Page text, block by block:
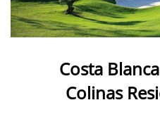
Costa
Colinas